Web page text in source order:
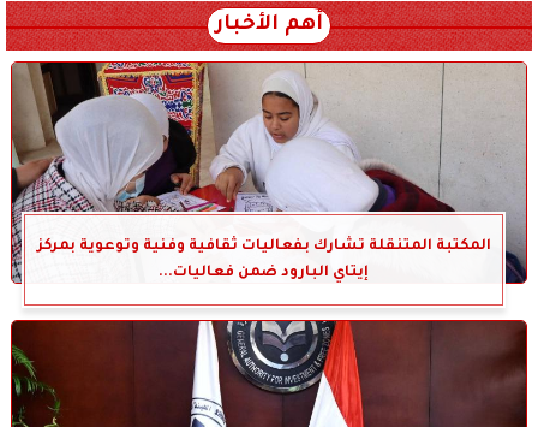
أهم الأخبار
المكتبة المتنقلة تشارك بفعاليات ثقافية وفنية وتوعوية بمركز
إيتاي البارود ضمن فعاليات...